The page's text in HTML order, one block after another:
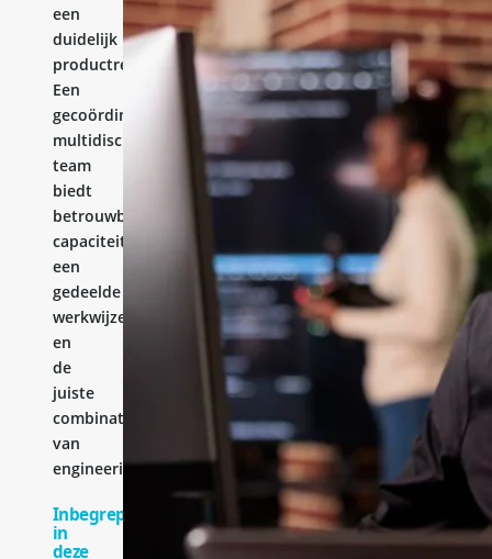
een
duidelijk
productresultaat.
Een
gecoördineerd
multidisciplinair
team
biedt
betrouwbare
capaciteit,
een
gedeelde
werkwijze
en
de
juiste
combinatie
van
engineeringervaring.
Inbegrepen
in
deze